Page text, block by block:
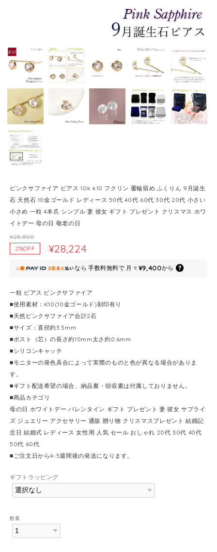
ピンクサファイア ピアス 10k k10 フクリン 覆輪留め ふくりん 9月誕生
石 天然石 10金ゴールド レディース 50代 40代 60代 30代 20代 小さい
小さめ 一粒 4本爪 シンプル 妻 彼女 ギフト プレゼント クリスマス ホワ
イトデー 母の日 敬老の日
¥28,800
2%OFF
¥28,224
なら 手数料無料で 月々 ¥9,400から
一粒 ピアス ピンクサファイア
■使用素材：K10(10金ゴールド)刻印有り
■天然ピンクサファイア合計2石
■サイズ：直径約3.5mm
■ポスト（芯）の長さ約10mm太さ約0.6mm
■シリコンキャッチ
■モニターの発色具合によって実際のものと色が異なる場合がありま
す。
■ギフト配送希望の場合、納品書・領収書は付属しておりません。
■商品カテゴリ
母の日 ホワイトデー バレンタイン ギフト プレゼント 妻 彼女 サプライ
ズ ジュエリー アクセサリー 通販 贈り物 クリスマスプレゼント 結婚記
念日 結婚式 レディース 女性用 人気 セール おしゃれ 20代 30代 40代
50代 60代
■ご注文日から4-5週間後の発送になります。
ギフトラッピング
数量